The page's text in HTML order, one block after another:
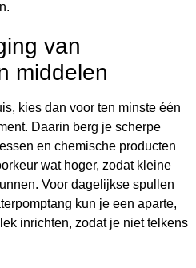
van
middelen
kies dan voor ten minste één
Daarin berg je scherpe
en chemische producten
wat hoger, zodat kleine
Voor dagelijkse spullen
kun je een aparte,
inrichten, zodat je niet telkens